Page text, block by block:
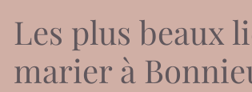
Les plus beaux
marier à